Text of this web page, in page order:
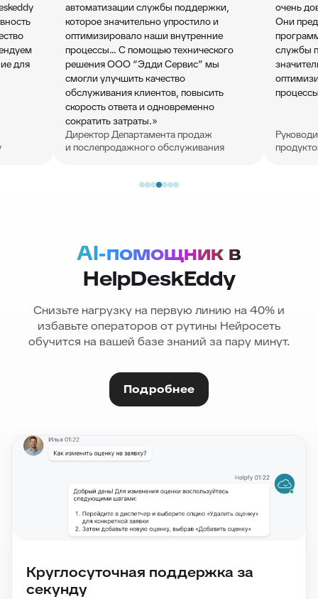
для
автоматизации службы поддержки,
которое значительно упростило и
оптимизировало наши внутренние
процессы… С помощью технического
решения ООО “Эдди Сервис” мы
смогли улучшить качество
обслуживания клиентов, повысить
скорость ответа и одновременно
сократить затраты.»
Директор Департамента продаж
и послепродажного обслуживания
очень
Они
службы
AI-помощник в
HelpDeskEddy
Снизьте нагрузку на первую линию на 40% и
избавьте операторов от рутины Нейросеть
обучится на вашей базе знаний за пару минут.
Подробнее
Круглосуточная поддержка за
секунду